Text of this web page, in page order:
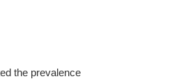
the prevalence